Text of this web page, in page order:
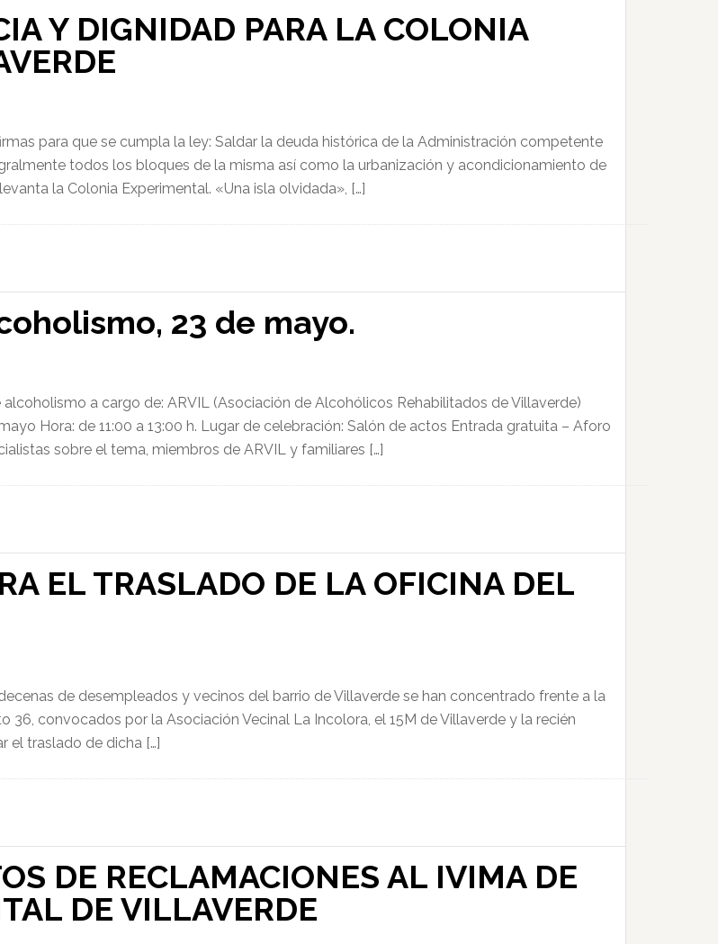
Y DIGNIDAD PARA LA COLONIA
para que se cumpla la ley: Saldar la deuda histórica de la Administración competente
todos los bloques de la misma así como la urbanización y acondicionamiento de
la Colonia Experimental. «Una isla olvidada», […]
23 de mayo.
alcoholismo a cargo de: ARVIL (Asociación de Alcohólicos Rehabilitados de Villaverde)
Hora: de 11:00 a 13:00 h. Lugar de celebración: Salón de actos Entrada gratuita – Aforo
sobre el tema, miembros de ARVIL y familiares […]
EL TRASLADO DE LA OFICINA DEL
de desempleados y vecinos del barrio de Villaverde se han concentrado frente a la
36, convocados por la Asociación Vecinal La Incolora, el 15M de Villaverde y la recién
el traslado de dicha […]
DE RECLAMACIONES AL IVIMA DE
DE VILLAVERDE